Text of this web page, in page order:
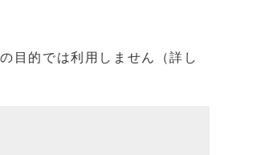
目的では利用しません（詳し